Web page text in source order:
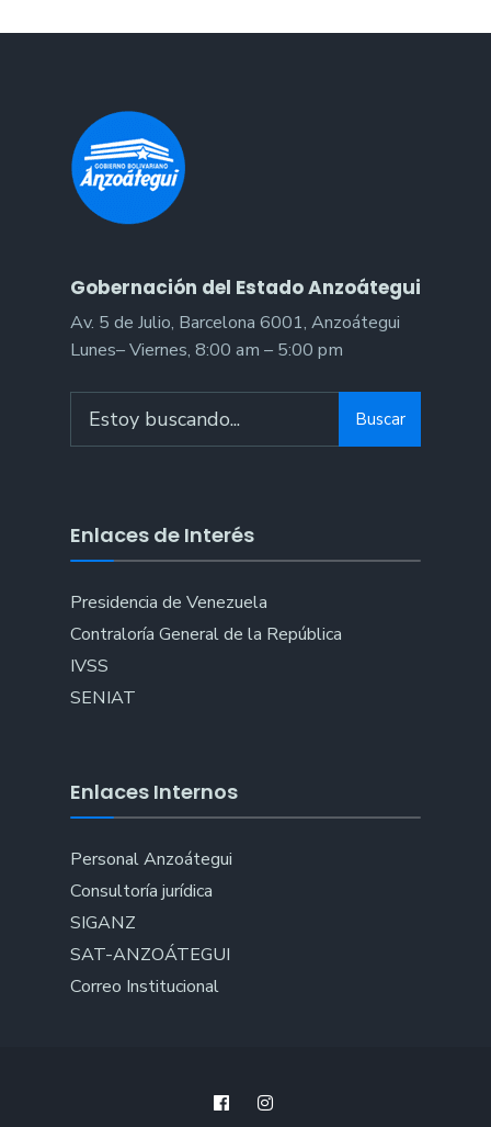
Mirador
Antonio
Anzoátegui
en
Ciudad
Gobernación del Estado Anzoátegui
Av. 5 de Julio, Barcelona 6001, Anzoátegui
Lunes– Viernes, 8:00 am – 5:00 pm
for:
Buscar
Enlaces de Interés
Presidencia de Venezuela
Contraloría General de la República
IVSS
SENIAT
Enlaces Internos
Personal Anzoátegui
Consultoría jurídica
SIGANZ
SAT-ANZOÁTEGUI
Correo Institucional